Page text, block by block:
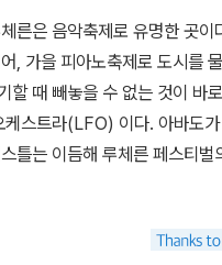
100마일 움직이기, 2만칼로
들이 종종 있었으면 좋겠다.
휴주말에 몰아서 열심히
서 조금 앉아있다가 보면 금방
보는 날이 많다. 이대로라면
입해도 될 것 같다. 모두 좋은
은 나오면 냉큼 가져다 읽어야
니 6-7일은 일한 것 같은 한 주
른은 음악축제로 유명한 곳이
, 가을 피아노축제로 도시를
할 때 빼놓을 수 없는 것이 바
케스트라(LFO) 이다. 아바도
틀는 이듬해 루체른 페스티벌
울리지 않게 되자 1997년에는
. 2003년 이 악단을 모태로 하